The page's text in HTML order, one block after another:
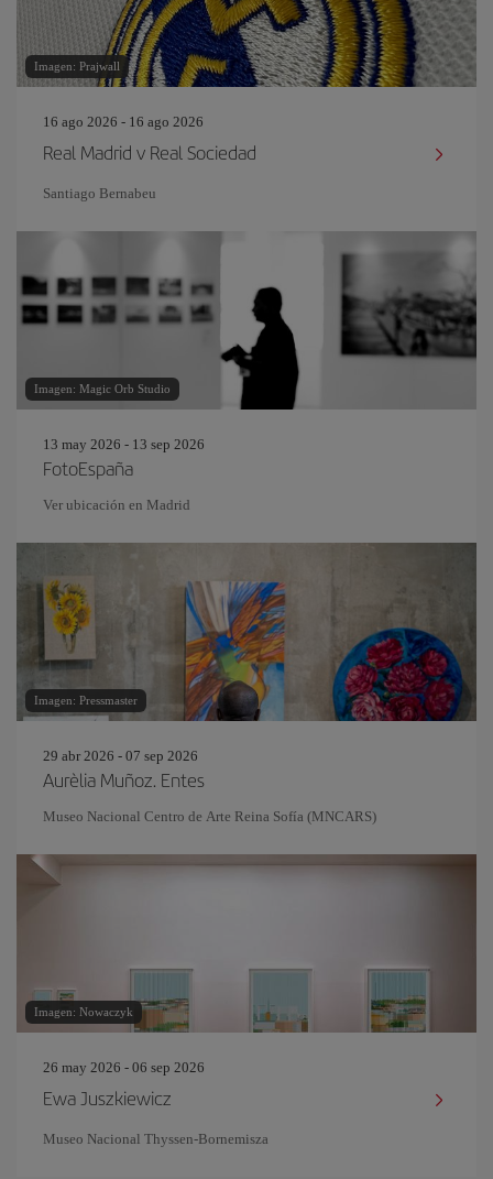
Imagen: Prajwall
16 ago 2026 - 16 ago 2026
Real Madrid v Real Sociedad
Santiago Bernabeu
Imagen: Magic Orb Studio
13 may 2026 - 13 sep 2026
FotoEspaña
Ver ubicación en Madrid
Imagen: Pressmaster
29 abr 2026 - 07 sep 2026
Aurèlia Muñoz. Entes
Museo Nacional Centro de Arte Reina Sofía (MNCARS)
Imagen: Nowaczyk
26 may 2026 - 06 sep 2026
Ewa Juszkiewicz
Museo Nacional Thyssen-Bornemisza